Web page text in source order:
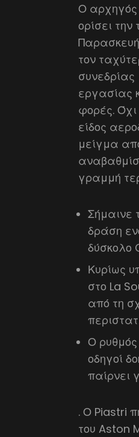
Ο
ορίσει
τον
εργασίας
φορές.
είδος
μείγμα
γραμμή
Σήμαινε
δράση
δύσκολο
Κυρίως
στο La
από τη
Ο
οδηγοί
παίρνει
. Ο Piastri
του Aston